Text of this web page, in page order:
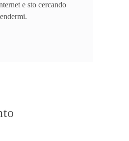
e sto cercando